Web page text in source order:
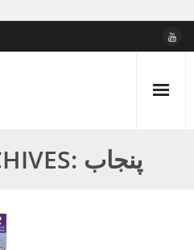
TAG ARCHIVES: پنجاب